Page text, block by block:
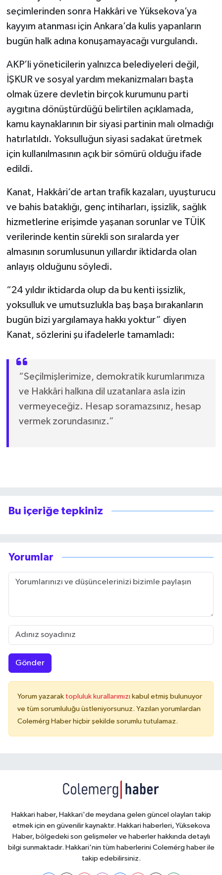
seçimlerinden sonra Hakkâri ve Yüksekova’ya
kayyım atanması için Ankara’da kulis yapanların
bugün halk adına konuşamayacağı vurgulandı.
AKP’li yöneticilerin yalnızca belediyeleri değil,
İŞKUR ve sosyal yardım mekanizmaları başta
olmak üzere devletin birçok kurumunu parti
aygıtına dönüştürdüğü belirtilen açıklamada,
kamu kaynaklarının bir siyasi partinin malı olmadığı
hatırlatıldı. Yoksulluğun siyasi sadakat üretmek
için kullanılmasının açık bir sömürü olduğu ifade
edildi.
Kanat, Hakkâri’de artan trafik kazaları, uyuşturucu
ve bahis bataklığı, genç intiharları, işsizlik, sağlık
hizmetlerine erişimde yaşanan sorunlar ve TÜİK
verilerinde kentin sürekli son sıralarda yer
almasının sorumlusunun yıllardır iktidarda olan
anlayış olduğunu söyledi.
“24 yıldır iktidarda olup da bu kenti işsizlik,
yoksulluk ve umutsuzlukla baş başa bırakanların
bugün bizi yargılamaya hakkı yoktur” diyen
Kanat, sözlerini şu ifadelerle tamamladı:
“Seçilmişlerimize, demokratik kurumlarımıza
ve Hakkâri halkına dil uzatanlara asla izin
vermeyeceğiz. Hesap soramazsınız, hesap
vermek zorundasınız.”
Bu içeriğe tepkiniz
Yorumlar
Gönder
Yorum yazarak topluluk kurallarımızı kabul etmiş bulunuyor
ve tüm sorumluluğu üstleniyorsunuz. Yazılan yorumlardan
Colemérg Haber hiçbir şekilde sorumlu tutulamaz.
Hakkari haber, Hakkari'de meydana gelen güncel olayları takip
etmek için en güvenilir kaynaktır. Hakkari haberleri, Yüksekova
Haber, bölgedeki son gelişmeler ve haberler hakkında detaylı
bilgi sunmaktadır. Hakkari'nin tüm haberlerini Colemérg haber ile
takip edebilirsiniz.